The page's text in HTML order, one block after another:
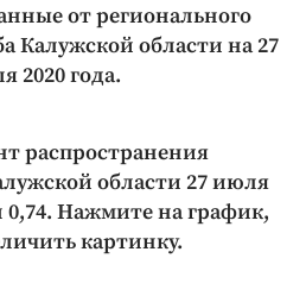
от регионального
Калужской области на 27
2020 года.
распространения
области 27 июля
0,74. Нажмите на график,
картинку.